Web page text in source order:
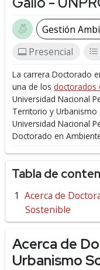
Gestión
Presencial
La carrera Doctorado
una de los doctorados
Universidad Nacional
Territorio y
Universidad Nacional
Doctorado en
Tabla de
Acerca de
Sostenible
Acerca de
Urbanismo